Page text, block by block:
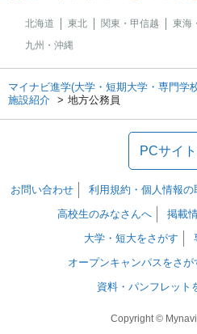
北海道 東北 関東・甲信越 東海
九州・沖縄
マイナビ進学(大学・短期大学・専門学
施設紹介
地方公務員
PCサイ
お問い合わせ 利用規約・個人情報の
高校生のみなさんへ
掲載
大学・短大をさがす
オープンキャンパスをさが
資料・パンフレット
Copyright ©